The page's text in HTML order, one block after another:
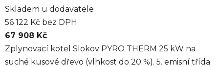
Skladem u dodavatele
56 122 Kč bez DPH
67 908 Kč
Zplynovací kotel Slokov PYRO THERM 25 kW na
suché kusové dřevo (vlhkost do 20 %). 5. emisní třída